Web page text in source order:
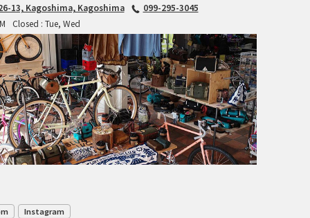
SOULCRAFT CYCLES
SPEEDVAGEN
STRIDSLAND
TANGLEFOOT
TOMII CYCLES
13, Kagoshima, Kagoshima
099-295-3045
Closed : Tue, Wed
Instagram